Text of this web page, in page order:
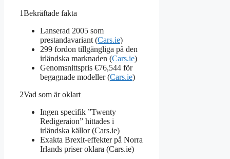
1Bekräftade fakta
Lanserad 2005 som
prestandavariant (Cars.ie)
299 fordon tillgängliga på den
irländska marknaden (Cars.ie)
Genomsnittspris €76,544 för
begagnade modeller (Cars.ie)
2Vad som är oklart
Ingen specifik ”Twenty
Redigeraion” hittades i
irländska källor (Cars.ie)
Exakta Brexit-effekter på Norra
Irlands priser oklara (Cars.ie)